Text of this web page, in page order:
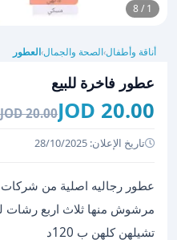
1 / 8
أناقة وأطفال›الصحة والجمال›العطور
عطور فاخرة للبيع
20.00 JOD
20.00 JOD
تاريخ الإعلان: 28/10/2025
عطور رجاليه اصلية من شركات
مرشوش منها ثلاث اربع رشات
تشيلهن كلهن ب 120د